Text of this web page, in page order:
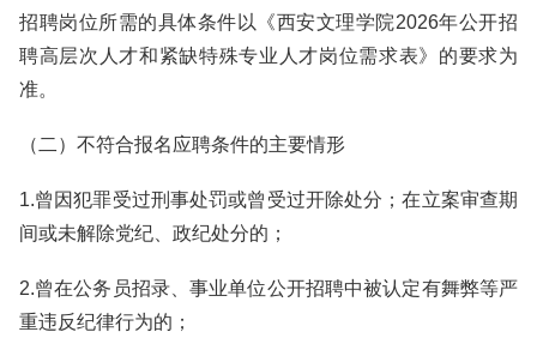
招聘岗位所需的具体条件以《西安文理学院2026年公开招
聘高层次人才和紧缺特殊专业人才岗位需求表》的要求为
准。
（二）不符合报名应聘条件的主要情形
1.曾因犯罪受过刑事处罚或曾受过开除处分；在立案审查期
间或未解除党纪、政纪处分的；
2.曾在公务员招录、事业单位公开招聘中被认定有舞弊等严
重违反纪律行为的；